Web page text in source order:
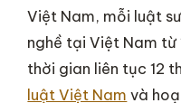
Việt Nam, mỗi luật
nghề tại Việt Nam
thời gian liên tục 12
luật Việt Nam và